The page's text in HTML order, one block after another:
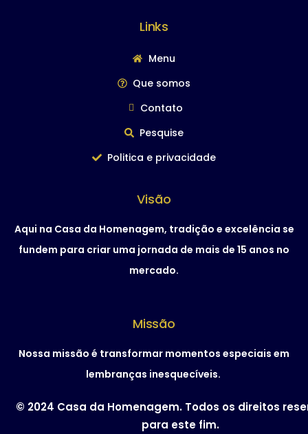
Links
Menu
Que somos
Contato
Pesquise
Politica e privacidade
Visão
Aqui na Casa da Homenagem, tradição e excelência se
fundem para criar uma jornada de mais de 15 anos no
mercado.
Missão
Nossa missão é transformar momentos especiais em
lembranças inesquecíveis.
© 2024 Casa da Homenagem. Todos os direitos
para este fim.